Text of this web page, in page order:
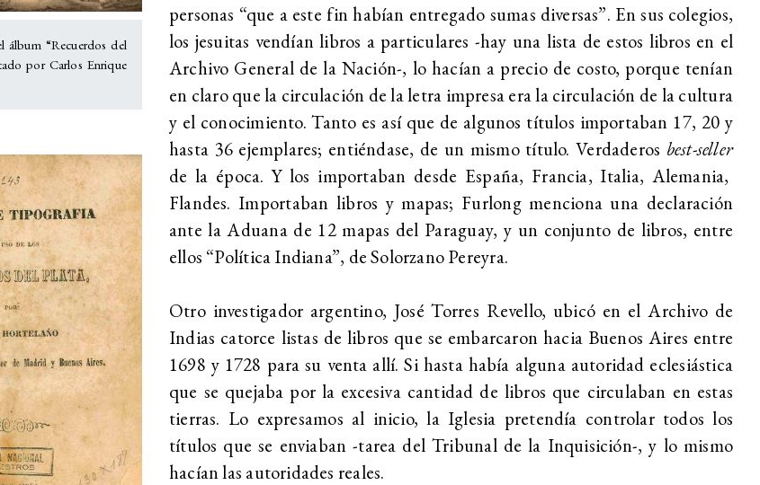
álbum “Recuerdos del
por Carlos Enrique
personas “que a este fin habían entregado sumas diversas”. En sus colegios,
los jesuitas vendían libros a particulares -hay una lista de estos libros en el
Archivo General de la Nación-, lo hacían a precio de costo, porque tenían
en claro que la circulación de la letra impresa era la circulación de la cultura
y el conocimiento. Tanto es así que de algunos títulos importaban 17, 20 y
hasta 36 ejemplares; entiéndase, de un mismo título. Verdaderos best-seller
de la época. Y los importaban desde España, Francia, Italia, Alemania,
Flandes. Importaban libros y mapas; Furlong menciona una declaración
ante la Aduana de 12 mapas del Paraguay, y un conjunto de libros, entre
ellos “Política Indiana”, de Solorzano Pereyra.
Otro investigador argentino, José Torres Revello, ubicó en el Archivo de
Indias catorce listas de libros que se embarcaron hacia Buenos Aires entre
1698 y 1728 para su venta allí. Si hasta había alguna autoridad eclesiástica
que se quejaba por la excesiva cantidad de libros que circulaban en estas
tierras. Lo expresamos al inicio, la Iglesia pretendía controlar todos los
títulos que se enviaban -tarea del Tribunal de la Inquisición-, y lo mismo
hacían las autoridades reales.